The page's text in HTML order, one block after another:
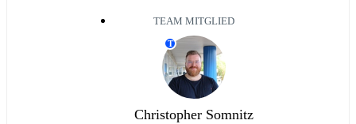
TEAM MITGLIED
T
Christopher Somnitz